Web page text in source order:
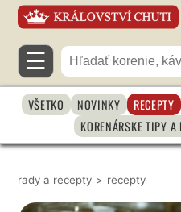
☰
VŠETKO NOVINKY RECEPTY
KORENÁRSKE TIPY A
rady a recepty > recepty